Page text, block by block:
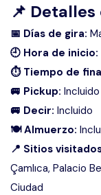
📌 Detalles
📅 Días de gira:
🕘 Hora de inicio:
⏱ Tiempo de
🚐 Pickup: Incluido
🚐 Decir: Incluido
🍽 Almuerzo:
📍 Sitios
Çamlıca, Palacio
Ciudad